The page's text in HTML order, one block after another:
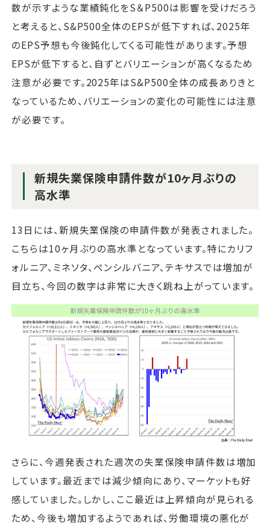
数が示すような業績鈍化をS＆P500は影響を受けだろう
と考えると、S&P500全体のEPSが低下すれば、2025年
のEPS予想も今後鈍化してくる可能性があります。予想
EPSが低下すると、自ずとバリエーションが高くなるため
注意が必要です。2025年はS&P500全体の成長ありきと
なっているため、バリエーションの変化の可能性には注意
が必要です。
新規失業保険申請件数が10ヶ月ぶりの
高水準
13日には、新規失業保険の申請件数が発表されました。
こちらは10ヶ月ぶりの高水準となっています。特にカリフ
ォルニア、ミネソタ、ペンシルバニア、テキサスでは増加が
目立ち、今回の数字は非常に大きく跳ね上がっています。
さらに、今週発表された週次の失業保険申請件数は増加
しています。最近までは減少傾向にあり、マーケットも好
感していました。しかし、ここ最近は上昇傾向が見られる
ため、今後も増加するようであれば、労働環境の悪化が